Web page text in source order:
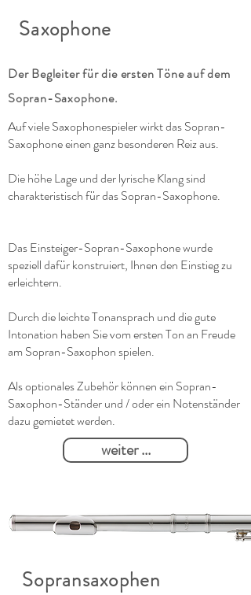
Saxophone
Der Begleiter für die ersten Töne auf dem
Sopran-Saxophone.
Auf viele Saxophonespieler wirkt das Sopran-
Saxophone einen ganz besonderen Reiz aus.
Die höhe Lage und der lyrische Klang sind
charakteristisch für das Sopran-Saxophone.
Das Einsteiger-Sopran-Saxophone wurde
speziell dafür konstruiert, Ihnen den Einstieg zu
erleichtern.
Durch die leichte Tonansprach und die gute
Intonation haben Sie vom ersten Ton an Freude
am Sopran-Saxophon spielen.
Als optionales Zubehör können ein Sopran-
Saxophon-Ständer und / oder ein Notenständer
dazu gemietet werden.
weiter ...
Sopransaxophen